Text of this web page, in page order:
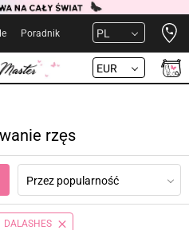
Poradnik PL
EUR
rzęs
Przez popularność
DALASHES